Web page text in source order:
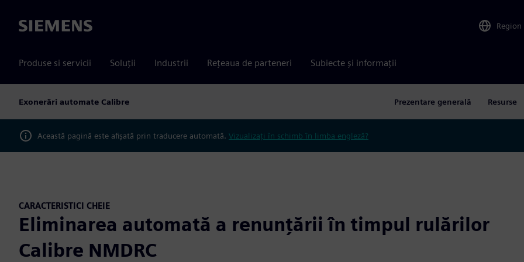
Siemens Region
Produse si servicii Soluții Industrii Rețeaua de parteneri Subiecte și informații
Exonerări automate Calibre Prezentare generală Resurse
Această pagină este afișată prin traducere automată. Vizualizați în schimb în limba engleză?
CARACTERISTICI CHEIE
Eliminarea automată a renunțării în timpul rulărilor
Calibre NMDRC